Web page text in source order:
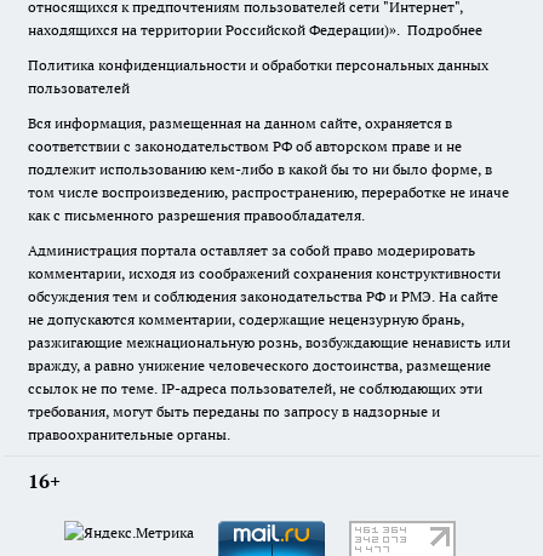
относящихся к предпочтениям пользователей сети "Интернет",
находящихся на территории Российской Федерации)». Подробнее
Политика конфиденциальности и обработки персональных данных
пользователей
Вся информация, размещенная на данном сайте, охраняется в
соответствии с законодательством РФ об авторском праве и не
подлежит использованию кем-либо в какой бы то ни было форме, в
том числе воспроизведению, распространению, переработке не иначе
как с письменного разрешения правообладателя.
Администрация портала оставляет за собой право модерировать
комментарии, исходя из соображений сохранения конструктивности
обсуждения тем и соблюдения законодательства РФ и РМЭ. На сайте
не допускаются комментарии, содержащие нецензурную брань,
разжигающие межнациональную рознь, возбуждающие ненависть или
вражду, а равно унижение человеческого достоинства, размещение
ссылок не по теме. IP-адреса пользователей, не соблюдающих эти
требования, могут быть переданы по запросу в надзорные и
правоохранительные органы.
16+